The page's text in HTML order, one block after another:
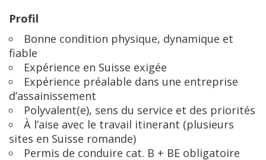
Profil
Bonne condition physique, dynamique et
fiable
Expérience en Suisse exigée
Expérience préalable dans une entreprise
d’assainissement
Polyvalent(e), sens du service et des priorités
À l’aise avec le travail itinerant (plusieurs
sites en Suisse romande)
Permis de conduire cat. B + BE obligatoire